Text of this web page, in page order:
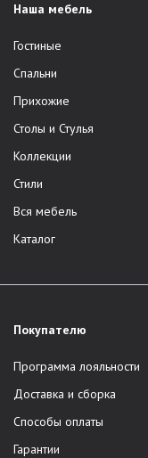
Наша мебель
Гостиные
Спальни
Прихожие
Столы и Стулья
Коллекции
Стили
Вся мебель
Каталог
Покупателю
Программа лояльности
Доставка и сборка
Способы оплаты
Гарантии